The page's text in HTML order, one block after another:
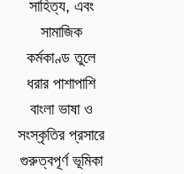
সাহিত্য, এবং
সামাজিক
কর্মকাণ্ড তুলে
ধরার পাশাপাশি
বাংলা ভাষা ও
সংস্কৃতির প্রসারে
গুরুত্বপূর্ণ ভূমিকা